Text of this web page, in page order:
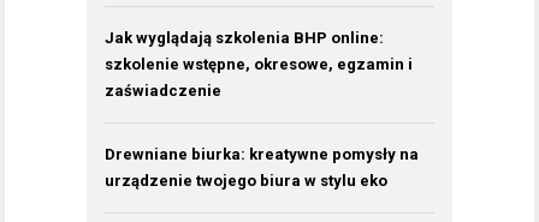
Jak wyglądają szkolenia BHP online:
szkolenie wstępne, okresowe, egzamin i
zaświadczenie
Drewniane biurka: kreatywne pomysły na
urządzenie twojego biura w stylu eko